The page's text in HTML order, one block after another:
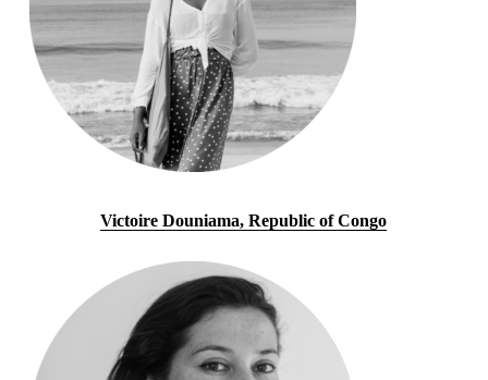
Victoire Douniama, Republic of Congo